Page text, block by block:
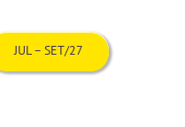
JUL – SET/27